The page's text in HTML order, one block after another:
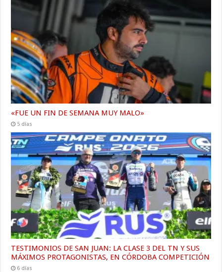
«FUE UN FIN DE SEMANA MUY MALO»
5 días
TESTIMONIOS DE SAN JUAN: LA CLASE 3 DEL TN Y SUS
MÁXIMOS PROTAGONISTAS, EN CÓRDOBA COMPETICIÓN
6 días